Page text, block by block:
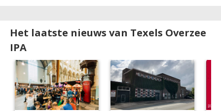
Het laatste nieuws van Texels Overzee
IPA